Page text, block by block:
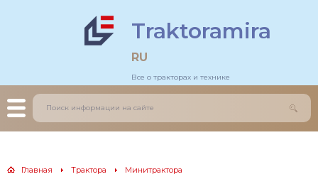
Traktoramira
RU
Все о тракторах и технике
Главная Трактора Минитрактора
трактора
трактора